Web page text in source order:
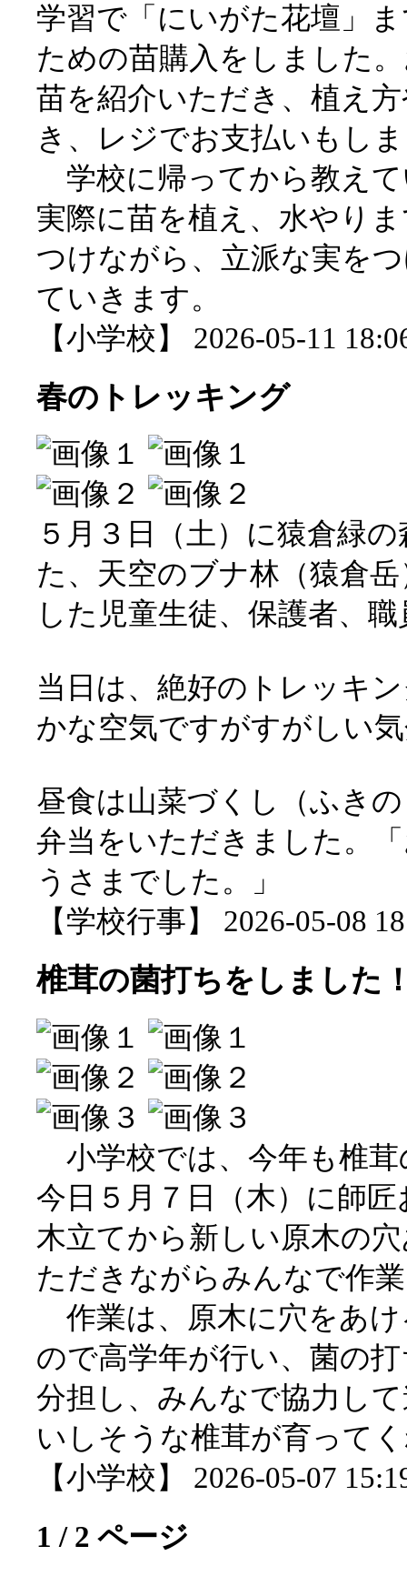
学習で「にいがた花壇」
ための苗購入をしました
苗を紹介いただき、植え
き、レジでお支払いもし
学校に帰ってから教え
実際に苗を植え、水やり
つけながら、立派な実を
ていきます。
【小学校】 2026-05-11
春のトレッキング
５月３日（土）に猿倉緑
た、天空のブナ林（猿倉
した児童生徒、保護者、
当日は、絶好のトレッキ
かな空気ですがすがしい
昼食は山菜づくし（ふき
弁当をいただきました。
うさまでした。」
【学校行事】 2026-05-08
椎茸の菌打ちをしました
小学校では、今年も椎
今日５月７日（木）に師
木立てから新しい原木の
ただきながらみんなで作
作業は、原木に穴をあ
ので高学年が行い、菌の
分担し、みんなで協力し
いしそうな椎茸が育って
【小学校】 2026-05-07
1 / 2 ページ